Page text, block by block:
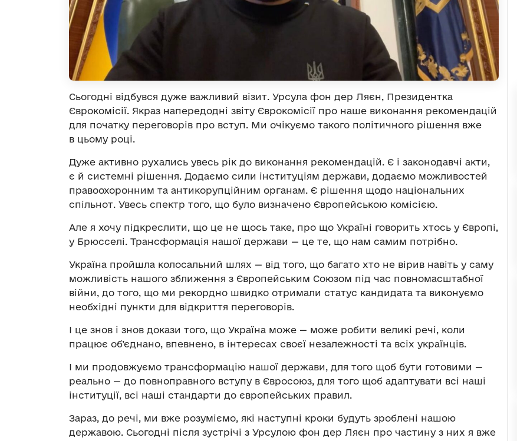
Сьогодні відбувся дуже важливий візит. Урсула фон дер Ляєн, Президентка
Єврокомісії. Якраз напередодні звіту Єврокомісії про наше виконання рекомендацій
для початку переговорів про вступ. Ми очікуємо такого політичного рішення вже
в цьому році.
Дуже активно рухались увесь рік до виконання рекомендацій. Є і законодавчі акти,
є й системні рішення. Додаємо сили інституціям держави, додаємо можливостей
правоохоронним та антикорупційним органам. Є рішення щодо національних
спільнот. Увесь спектр того, що було визначено Європейською комісією.
Але я хочу підкреслити, що це не щось таке, про що Україні говорить хтось у Європі,
у Брюсселі. Трансформація нашої держави — це те, що нам самим потрібно.
Україна пройшла колосальний шлях — від того, що багато хто не вірив навіть у саму
можливість нашого зближення з Європейським Союзом під час повномасштабної
війни, до того, що ми рекордно швидко отримали статус кандидата та виконуємо
необхідні пункти для відкриття переговорів.
І це знов і знов докази того, що Україна може — може робити великі речі, коли
працює об’єднано, впевнено, в інтересах своєї незалежності та всіх українців.
І ми продовжуємо трансформацію нашої держави, для того щоб бути готовими —
реально — до повноправного вступу в Євросоюз, для того щоб адаптувати всі наші
інституції, всі наші стандарти до європейських правил.
Зараз, до речі, ми вже розуміємо, які наступні кроки будуть зроблені нашою
державою. Сьогодні після зустрічі з Урсулою фон дер Ляєн про частину з них я вже